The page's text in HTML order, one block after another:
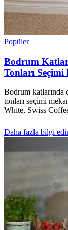
Popüler
Bodrum
Tonları Seçimi
Bodrum katlarında
tonları seçimi
White, Swiss
Daha fazla bilgi